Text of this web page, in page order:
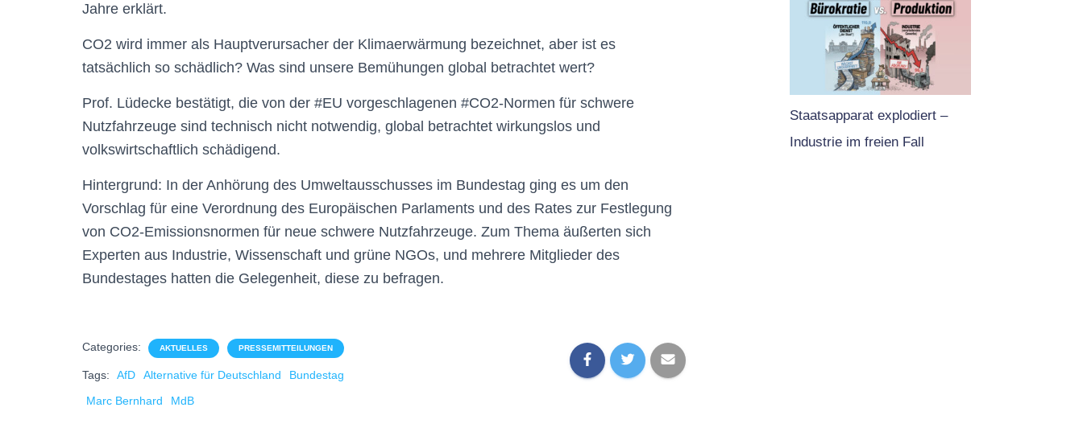
Jahre erklärt.
CO2 wird immer als Hauptverursacher der Klimaerwärmung bezeichnet, aber ist es
tatsächlich so schädlich? Was sind unsere Bemühungen global betrachtet wert?
Prof. Lüdecke bestätigt, die von der #EU vorgeschlagenen #CO2-Normen für schwere
Nutzfahrzeuge sind technisch nicht notwendig, global betrachtet wirkungslos und
volkswirtschaftlich schädigend.
Hintergrund: In der Anhörung des Umweltausschusses im Bundestag ging es um den
Vorschlag für eine Verordnung des Europäischen Parlaments und des Rates zur Festlegung
von CO2-Emissionsnormen für neue schwere Nutzfahrzeuge. Zum Thema äußerten sich
Experten aus Industrie, Wissenschaft und grüne NGOs, und mehrere Mitglieder des
Bundestages hatten die Gelegenheit, diese zu befragen.
Categories: AKTUELLES PRESSEMITTEILUNGEN
Tags: AfD Alternative für Deutschland
Bundestag
Marc Bernhard
MdB
Staatsapparat explodiert –
Industrie im freien Fall